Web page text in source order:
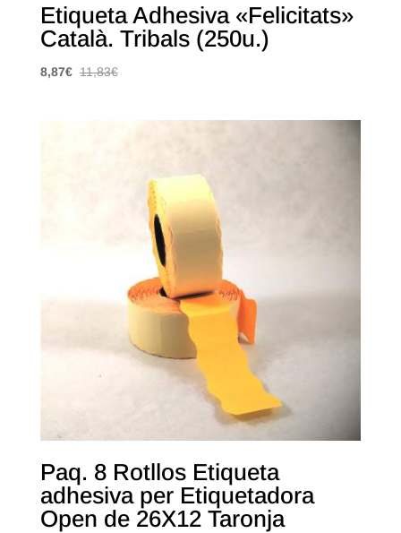
Etiqueta Adhesiva «Felicitats»
Català. Tribals (250u.)
8,87€ 11,83€
Paq. 8 Rotllos Etiqueta
adhesiva per Etiquetadora
Open de 26X12 Taronja